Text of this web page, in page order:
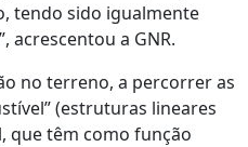
tendo sido igualmente
acrescentou a GNR.
no terreno, a percorrer as
(estruturas lineares
que têm como função